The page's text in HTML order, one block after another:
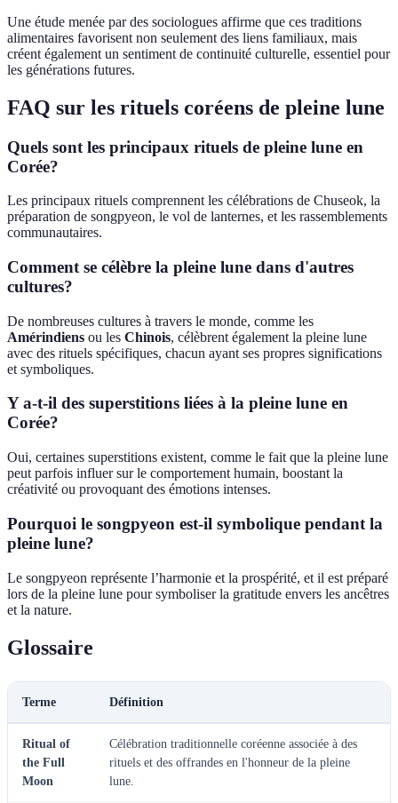
Une étude menée par des sociologues affirme que ces traditions
alimentaires favorisent non seulement des liens familiaux, mais
créent également un sentiment de continuité culturelle, essentiel pour
les générations futures.
FAQ sur les rituels coréens de pleine lune
Quels sont les principaux rituels de pleine lune en
Corée?
Les principaux rituels comprennent les célébrations de Chuseok, la
préparation de songpyeon, le vol de lanternes, et les rassemblements
communautaires.
Comment se célèbre la pleine lune dans d'autres
cultures?
De nombreuses cultures à travers le monde, comme les
Amérindiens ou les Chinois, célèbrent également la pleine lune
avec des rituels spécifiques, chacun ayant ses propres significations
et symboliques.
Y a-t-il des superstitions liées à la pleine lune en
Corée?
Oui, certaines superstitions existent, comme le fait que la pleine lune
peut parfois influer sur le comportement humain, boostant la
créativité ou provoquant des émotions intenses.
Pourquoi le songpyeon est-il symbolique pendant la
pleine lune?
Le songpyeon représente l’harmonie et la prospérité, et il est préparé
lors de la pleine lune pour symboliser la gratitude envers les ancêtres
et la nature.
Glossaire
Terme Définition
Ritual of
the Full
Moon
Célébration traditionnelle coréenne associée à des
rituels et des offrandes en l'honneur de la pleine
lune.